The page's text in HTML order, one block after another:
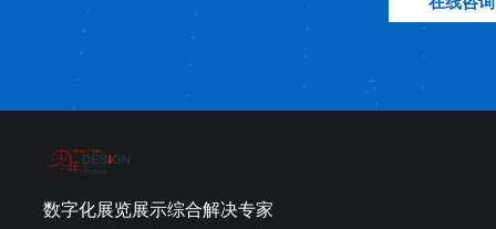
数字化展览展示综合解决专家